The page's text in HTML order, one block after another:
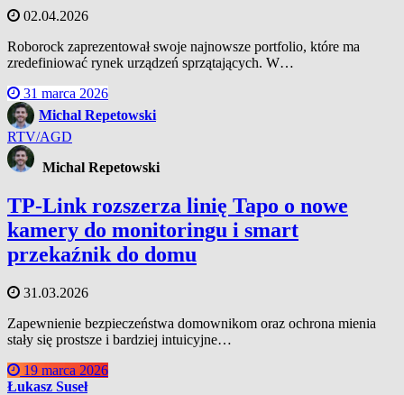
02.04.2026
Roborock zaprezentował swoje najnowsze portfolio, które ma
zredefiniować rynek urządzeń sprzątających. W…
31 marca 2026
Michal Repetowski
RTV/AGD
Michal Repetowski
TP-Link rozszerza linię Tapo o nowe
kamery do monitoringu i smart
przekaźnik do domu
31.03.2026
Zapewnienie bezpieczeństwa domownikom oraz ochrona mienia
stały się prostsze i bardziej intuicyjne…
19 marca 2026
Łukasz Suseł